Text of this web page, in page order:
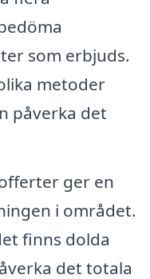
som erbjuds.
metoder
påverka det
ger en
i området.
finns dolda
det totala